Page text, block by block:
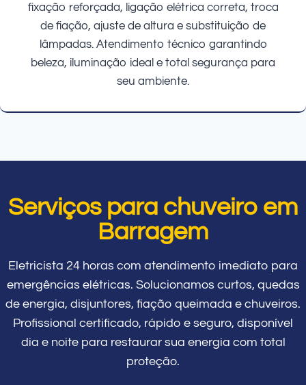
fixação reforçada, ligação elétrica correta, troca
de fiação, ajuste de altura e substituição de
lâmpadas. Atendimento técnico garantindo
beleza, iluminação ideal e total segurança para
seu ambiente.
Serviços para chuveiro em
Barragem
Eletricista 24 horas com atendimento imediato para
emergências elétricas. Solucionamos curtos, quedas
de energia, disjuntores, fiação queimada e chuveiros.
Profissional certificado, rápido e seguro, disponível
dia e noite para restaurar sua energia com total
proteção.